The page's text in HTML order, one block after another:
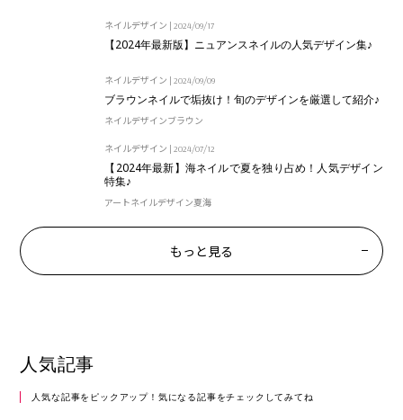
ネイルデザイン |2024/09/17
【2024年最新版】ニュアンスネイルの人気デザイン集♪
ネイルデザイン |2024/09/09
ブラウンネイルで垢抜け！旬のデザインを厳選して紹介♪
ネイルデザインブラウン
ネイルデザイン |2024/07/12
【2024年最新】海ネイルで夏を独り占め！人気デザイン
特集♪
アートネイルデザイン夏海
もっと見る
人気記事
人気な記事をピックアップ！気になる記事をチェックしてみてね